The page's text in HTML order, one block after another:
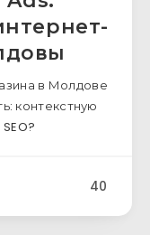
в Молдове
контекстную
40